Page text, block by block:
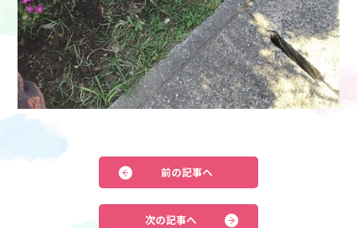
前の記事へ
次の記事へ